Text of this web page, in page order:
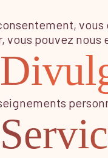
pouvez nous